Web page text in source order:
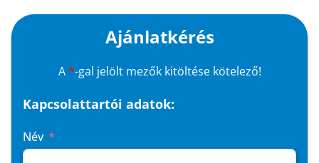
Ajánlatkérés
A*-gal jelölt mezők kitöltése kötelező!
Kapcsolattartói adatok:
Név